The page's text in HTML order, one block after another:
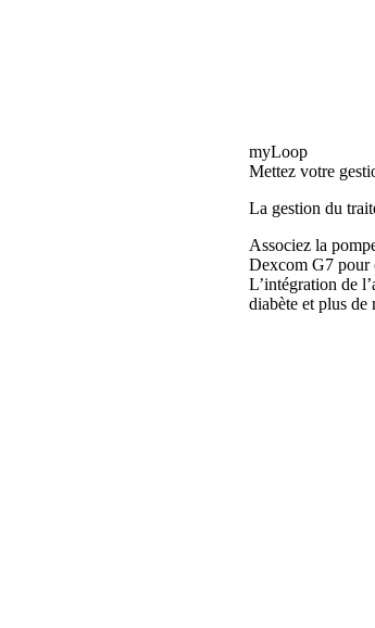
myLoop
Mettez votre
La gestion du
Associez la
Dexcom G7 pour
L’intégration de
diabète et plus de